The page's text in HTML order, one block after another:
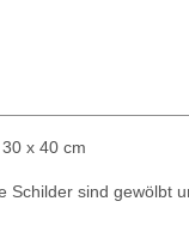
x 40 cm
sind gewölbt